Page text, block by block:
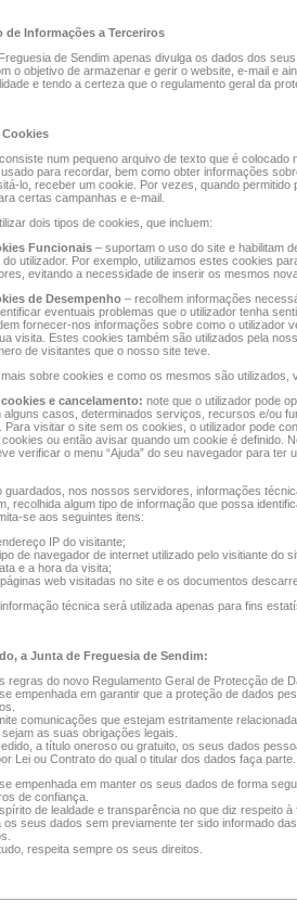
de Informações a Terceriros
de Sendim apenas divulga os dados dos
o objetivo de armazenar e gerir o website, e-mail e
e tendo a certeza que o regulamento geral da
num pequeno arquivo de texto que é colocado
para recordar, bem como obter informações
lo, receber um cookie. Por vezes, quando
certas campanhas e e-mail.
dois tipos de cookies, que incluem:
Funcionais – suportam o uso do site e habilitam
do utilizador. Por exemplo, utilizamos estes cookies
evitando a necessidade de inserir os mesmos
de Desempenho – recolhem informações
eventuais problemas que o utilizador tenha
fornecer-nos informações sobre como o utilizador
visita. Estes cookies também são utilizados pela
de visitantes que o nosso site teve.
sobre cookies e como os mesmos são utilizados,
e cancelamento: note que o utilizador pode
alguns casos, determinados serviços, recursos e/ou
Para visitar o site sem os cookies, o utilizador pode
ou então avisar quando um cookie é definido.
verificar o menu “Ajuda” do seu navegador para
guardados, nos nossos servidores, informações
recolhida algum tipo de informação que possa
se aos seguintes itens:
IP do visitante;
de navegador de internet utilizado pelo visitiante do
e a hora da visita;
web visitadas no site e os documentos
técnica será utilizada apenas para fins
a Junta de Freguesia de Sendim:
regras do novo Regulamento Geral de Protecção de
empenhada em garantir que a proteção de dados
comunicações que estejam estritamente
as suas obrigações legais.
a título oneroso ou gratuito, os seus dados
Lei ou Contrato do qual o titular dos dados faça parte.
empenhada em manter os seus dados de forma
de confiança.
de lealdade e transparência no que diz respeito
os seus dados sem previamente ter sido informado
respeita sempre os seus direitos.